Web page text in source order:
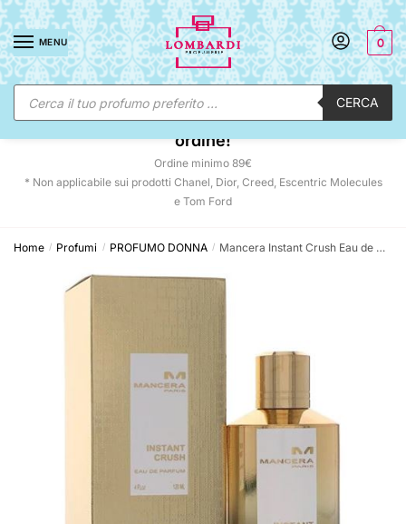
Skip
to
navigation
Skip
to
content
MENU
Ricerca
prodotti CERCA
0
☀️ SUNNY DAYS:-12% automatico sul tuo
ordine!
Ordine minimo 89€
* Non applicabile sui prodotti Chanel, Dior, Creed, Escentric Molecules
e Tom Ford
Home / Profumi / PROFUMO DONNA / Mancera Instant Crush Eau de Parfum Unisex 120 ml